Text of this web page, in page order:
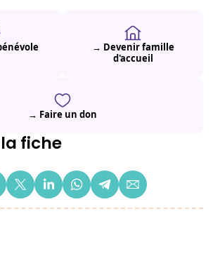
→ Devenir famille
d'accueil
→ Faire un don
fiche